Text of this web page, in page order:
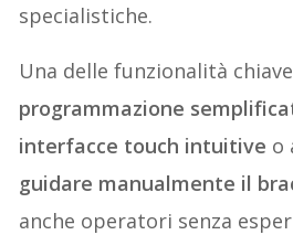
specialistiche.
Una delle funzionalità
programmazione
interfacce touch intuitive o
guidare manualmente il
anche operatori senza